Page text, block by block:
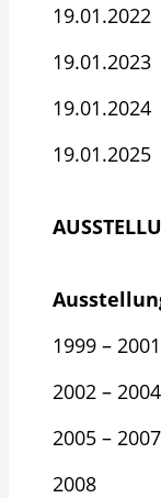
19.01.2022
19.01.2023
19.01.2024
19.01.2025
1999 – 2001
2002 – 2004
2005 – 2007
2008